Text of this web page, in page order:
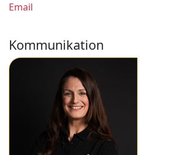
Email
Kommunikation